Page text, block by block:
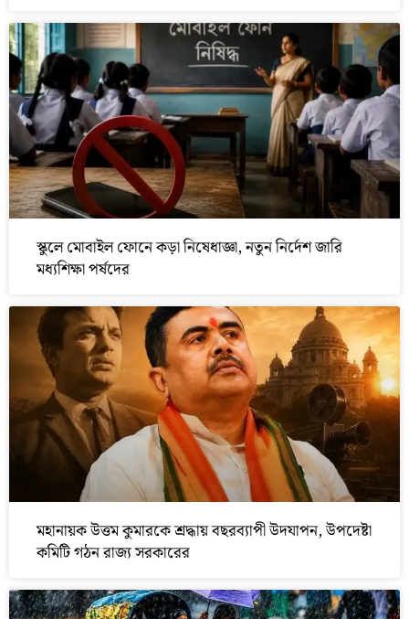
স্কুলে মোবাইল ফোনে কড়া নিষেধাজ্ঞা, নতুন নির্দেশ জারি
মধ্যশিক্ষা পর্ষদের
মহানায়ক উত্তম কুমারকে শ্রদ্ধায় বছরব্যাপী উদযাপন, উপদেষ্টা
কমিটি গঠন রাজ্য সরকারের